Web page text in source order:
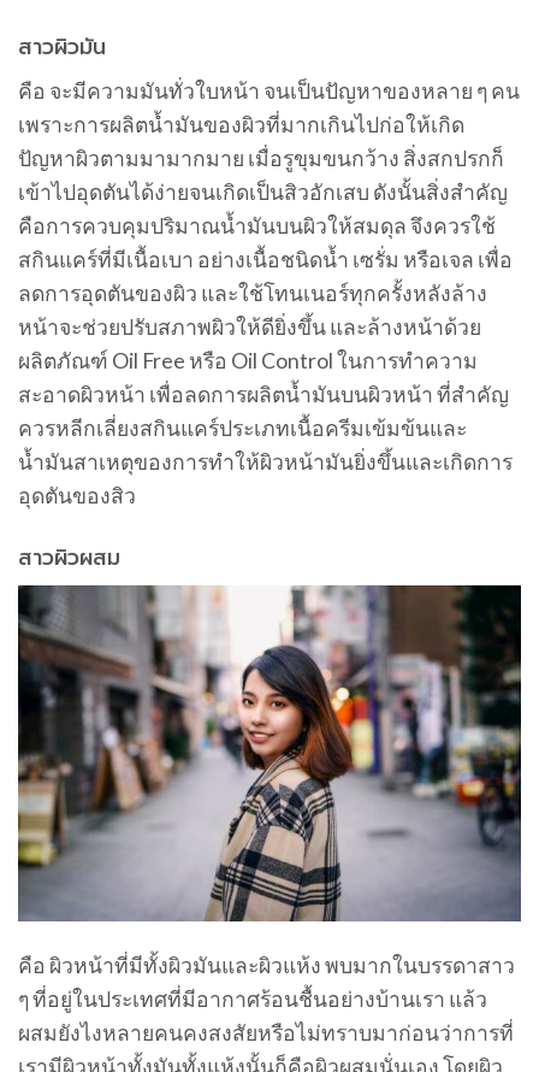
สาวผิวมัน
คือ จะมีความมันทั่วใบหน้า จนเป็นปัญหาของหลาย ๆ คน
เพราะการผลิตน้ำมันของผิวที่มากเกินไปก่อให้เกิด
ปัญหาผิวตามมามากมาย เมื่อรูขุมขนกว้าง สิ่งสกปรกก็
เข้าไปอุดตันได้ง่ายจนเกิดเป็นสิวอักเสบ ดังนั้นสิ่งสำคัญ
คือการควบคุมปริมาณน้ำมันบนผิวให้สมดุล จึงควรใช้
สกินแคร์ที่มีเนื้อเบา อย่างเนื้อชนิดน้ำ เซรั่ม หรือเจล เพื่อ
ลดการอุดตันของผิว และใช้โทนเนอร์ทุกครั้งหลังล้าง
หน้าจะช่วยปรับสภาพผิวให้ดียิ่งขึ้น และล้างหน้าด้วย
ผลิตภัณฑ์ Oil Free หรือ Oil Control ในการทำความ
สะอาดผิวหน้า เพื่อลดการผลิตน้ำมันบนผิวหน้า ที่สำคัญ
ควรหลีกเลี่ยงสกินแคร์ประเภทเนื้อครีมเข้มข้นและ
น้ำมันสาเหตุของการทำให้ผิวหน้ามันยิ่งขึ้นและเกิดการ
อุดตันของสิว
สาวผิวผสม
คือ ผิวหน้าที่มีทั้งผิวมันและผิวแห้ง พบมากในบรรดาสาว
ๆ ที่อยู่ในประเทศที่มีอากาศร้อนชื้นอย่างบ้านเรา แล้ว
ผสมยังไงหลายคนคงสงสัยหรือไม่ทราบมาก่อนว่าการที่
เรามีผิวหน้าทั้งมันทั้งแห้งนั้นก็คือผิวผสมนั่นเอง โดยผิว